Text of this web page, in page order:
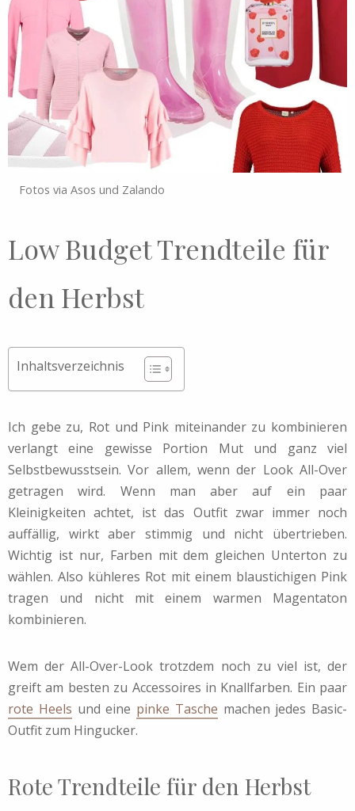
Fotos via Asos und Zalando
Low Budget Trendteile für
den Herbst
Inhaltsverzeichnis
Ich gebe zu, Rot und Pink miteinander zu kombinieren
verlangt eine gewisse Portion Mut und ganz viel
Selbstbewusstsein. Vor allem, wenn der Look All-Over
getragen wird. Wenn man aber auf ein paar
Kleinigkeiten achtet, ist das Outfit zwar immer noch
auffällig, wirkt aber stimmig und nicht übertrieben.
Wichtig ist nur, Farben mit dem gleichen Unterton zu
wählen. Also kühleres Rot mit einem blaustichigen Pink
tragen und nicht mit einem warmen Magentaton
kombinieren.
Wem der All-Over-Look trotzdem noch zu viel ist, der
greift am besten zu Accessoires in Knallfarben. Ein paar
rote Heels und eine pinke Tasche machen jedes Basic-
Outfit zum Hingucker.
Rote Trendteile für den Herbst